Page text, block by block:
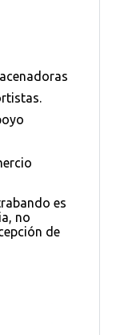
es
no
de